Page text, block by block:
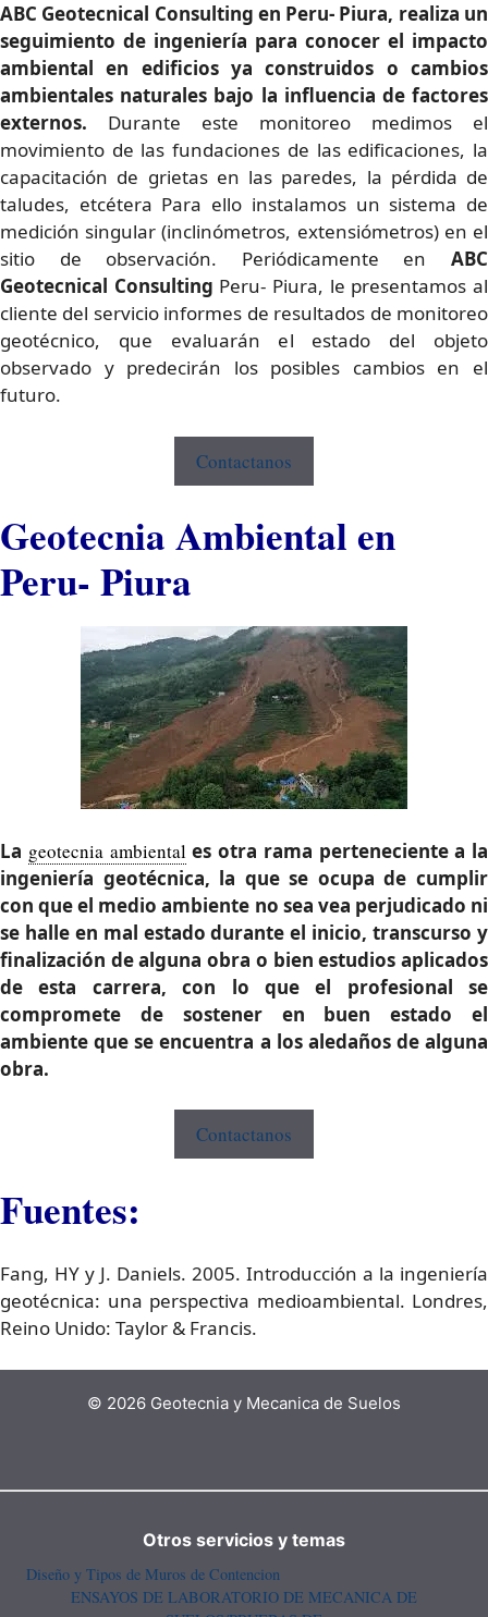
ABC Geotecnical Consulting en Peru- Piura, realiza un
seguimiento de ingeniería para conocer el impacto
ambiental en edificios ya construidos o cambios
ambientales naturales bajo la influencia de factores
externos. Durante este monitoreo medimos el
movimiento de las fundaciones de las edificaciones, la
capacitación de grietas en las paredes, la pérdida de
taludes, etcétera Para ello instalamos un sistema de
medición singular (inclinómetros, extensiómetros) en el
sitio de observación. Periódicamente en ABC
Geotecnical Consulting Peru- Piura, le presentamos al
cliente del servicio informes de resultados de monitoreo
geotécnico, que evaluarán el estado del objeto
observado y predecirán los posibles cambios en el
futuro.
Contactanos
Geotecnia Ambiental en
Peru- Piura
La geotecnia ambiental es otra rama perteneciente a la
ingeniería geotécnica, la que se ocupa de cumplir
con que el medio ambiente no sea vea perjudicado ni
se halle en mal estado durante el inicio, transcurso y
finalización de alguna obra o bien estudios aplicados
de esta carrera, con lo que el profesional se
compromete de sostener en buen estado el
ambiente que se encuentra a los aledaños de alguna
obra.
Contactanos
Fuentes:
Fang, HY y J. Daniels. 2005. Introducción a la ingeniería
geotécnica: una perspectiva medioambiental. Londres,
Reino Unido: Taylor & Francis.
© 2026 Geotecnia y Mecanica de Suelos
Otros servicios y temas
Diseño y Tipos de Muros de Contencion
ENSAYOS DE LABORATORIO DE MECANICA DE